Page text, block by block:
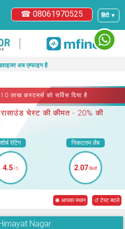
हिंदी ▼
☎ 08061970525
|
अब एम्फाइन है
लाख कस्टमर्स को सर्विस दिया है
चेस्ट की कीमत - 20% की
शीर्ष रेटिंग
4.5/5
निकटतम लैब
2.07 किमी
◉ आपका स्थान ↺ टेस्ट बदले
Nagar